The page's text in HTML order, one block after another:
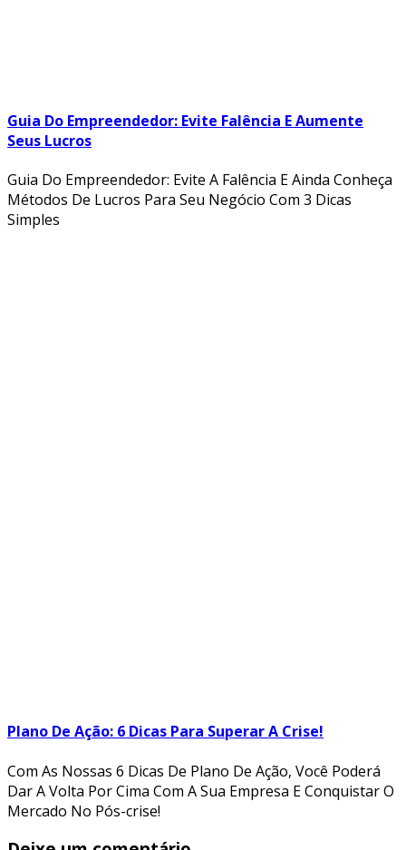
Guia Do Empreendedor: Evite Falência E Aumente
Seus Lucros
Guia Do Empreendedor: Evite A Falência E Ainda Conheça
Métodos De Lucros Para Seu Negócio Com 3 Dicas
Simples
Plano De Ação: 6 Dicas Para Superar A Crise!
Com As Nossas 6 Dicas De Plano De Ação, Você Poderá
Dar A Volta Por Cima Com A Sua Empresa E Conquistar O
Mercado No Pós-crise!